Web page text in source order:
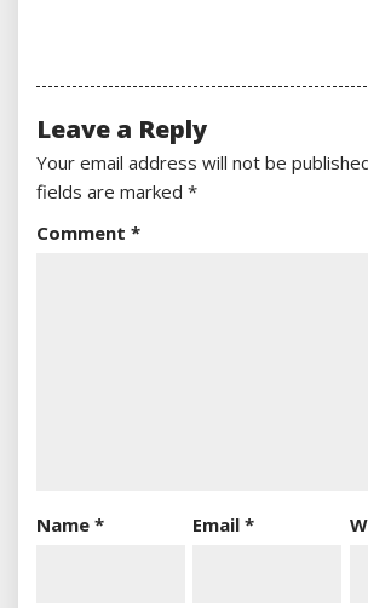
Leave a Reply
Your email address will not be
fields are marked *
Comment *
Name * Email*